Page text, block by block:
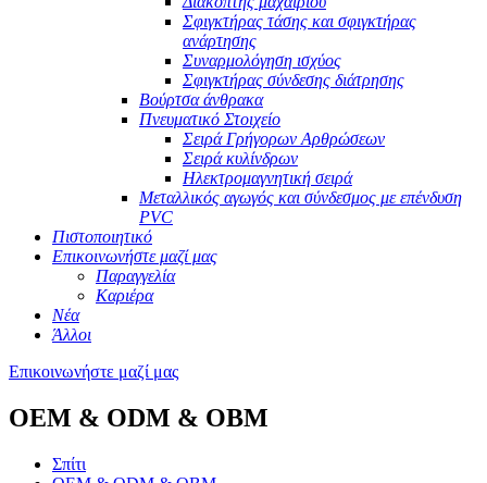
Σφιγκτήρας τάσης και σφιγκτήρας
ανάρτησης
Συναρμολόγηση ισχύος
Σφιγκτήρας σύνδεσης διάτρησης
Βούρτσα άνθρακα
Πνευματικό Στοιχείο
Σειρά Γρήγορων Αρθρώσεων
Σειρά κυλίνδρων
Ηλεκτρομαγνητική σειρά
Μεταλλικός αγωγός και σύνδεσμος με επένδυση
PVC
Πιστοποιητικό
Επικοινωνήστε μαζί μας
Παραγγελία
Καριέρα
Νέα
Άλλοι
Επικοινωνήστε μαζί μας
OEM & ODM & OBM
Σπίτι